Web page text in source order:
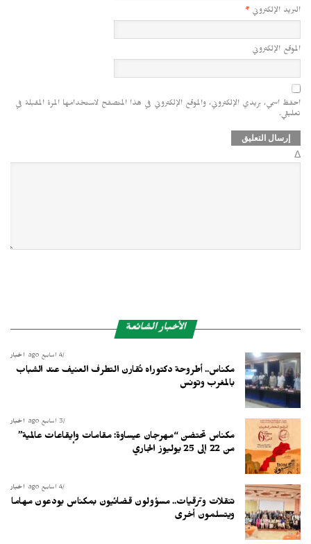
البريد الإلكتروني *
الموقع الإلكتروني
احفظ اسمي، بريدي الإلكتروني، والموقع الإلكتروني في هذا المتصفح لاستخدامها المرة المقبلة في
تعليقي.
Δ
الأخبار الشائعة
أخبار 4 أسابيع ago
مكناس.. أطروحة دكتوراه تُقارن التطرف العنيف عند الشباب
بالمغرب وتونس
أخبار 3 أسابيع ago
مكناس تحتضن “مهرجان عيساوة: مقامات وإيقاعات عالمية”
من 22 إلى 25 يوليوز الجاري
أخبار 4 أسابيع ago
تنقلات وترقيات.. مسؤولون قضائيون بمكناس يودعون مهاما
ويتسلمون أخرى